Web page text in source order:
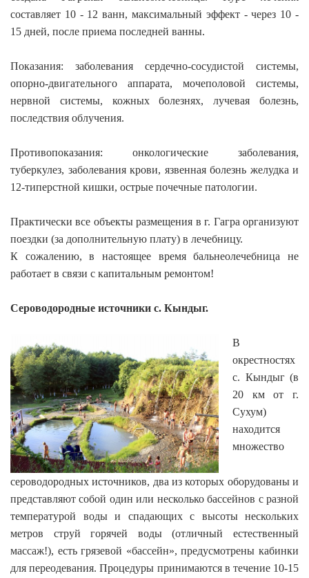
составляет 10 - 12 ванн, максимальный эффект - через 10 -
15 дней, после приема последней ванны.
Показания: заболевания сердечно-сосудистой системы,
опорно-двигательного аппарата, мочеполовой системы,
нервной системы, кожных болезнях, лучевая болезнь,
последствия облучения.
Противопоказания: онкологические заболевания,
туберкулез, заболевания крови, язвенная болезнь желудка и
12-типерстной кишки, острые почечные патологии.
Практически все объекты размещения в г. Гагра организуют
поездки (за дополнительную плату) в лечебницу.
К сожалению, в настоящее время бальнеолечебница не
работает в связи с капитальным ремонтом!
Сероводородные источники с. Кындыг.
В
окрестностях
с. Кындыг (в
20 км от г.
Сухум)
находится
множество
сероводородных источников, два из которых оборудованы и
представляют собой один или несколько бассейнов с разной
температурой воды и спадающих с высоты нескольких
метров струй горячей воды (отличный естественный
массаж!), есть грязевой «бассейн», предусмотрены кабинки
для переодевания. Процедуры принимаются в течение 10-15